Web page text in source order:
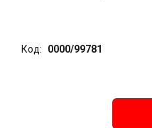
Код: 0000/99781